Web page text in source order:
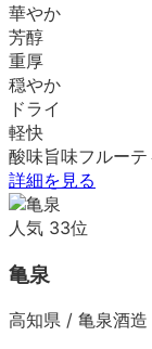
華やか
芳醇
重厚
穏やか
ドライ
軽快
酸味旨味フルーテ
詳細を見る
人気 33位
亀泉
高知県 / 亀泉酒造